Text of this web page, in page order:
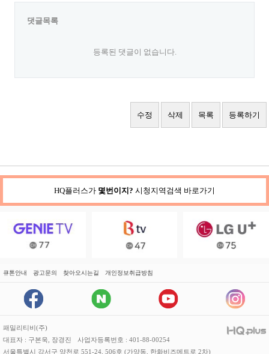
댓글목록
등록된 댓글이 없습니다.
수정 삭제 목록 등록하기
HQ플러스가 몇번이지? 시청지역검색 바로가기
큐톤안내 광고문의 찾아오시는길 개인정보취급방침
패밀리티비(주)
대표자 : 구본욱, 장경진
사업자등록번호 : 401-88-00254
서울특별시 강서구 양천로 551-24, 506호 (가양동, 한화비즈메트로 2차)